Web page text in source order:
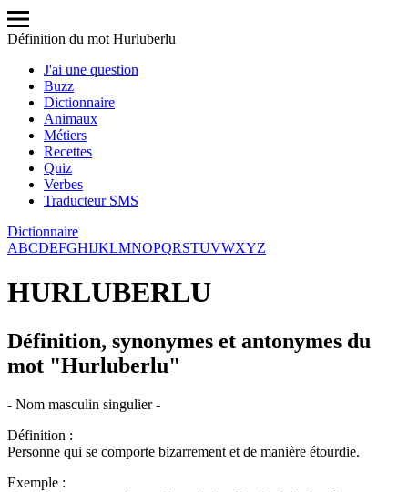
Définition du mot Hurluberlu
J'ai une question
Buzz
Dictionnaire
Animaux
Métiers
Recettes
Quiz
Verbes
Traducteur SMS
Dictionnaire
ABCDEFGHIJKLMNOPQRSTUVWXYZ
HURLUBERLU
Définition, synonymes et antonymes du
mot "Hurluberlu"
- Nom masculin singulier -
Définition :
Personne qui se comporte bizarrement et de manière étourdie.
Exemple :